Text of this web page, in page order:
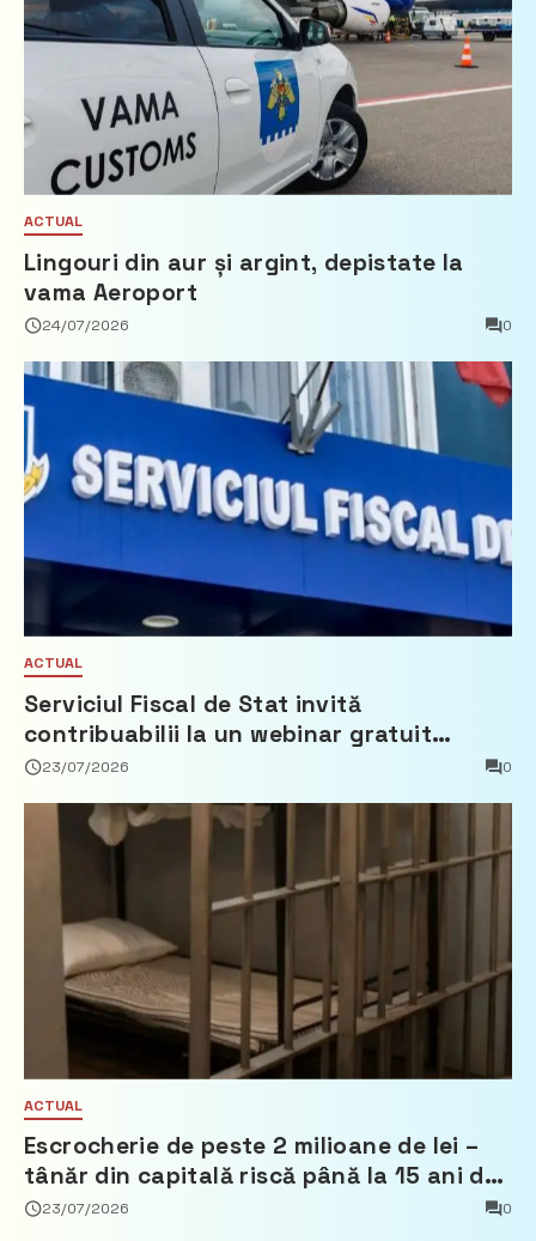
ACTUAL
Lingouri din aur și argint, depistate la
vama Aeroport
24/07/2026 0
ACTUAL
Serviciul Fiscal de Stat invită
contribuabilii la un webinar gratuit
privind calculul impozitului pe bunurile
23/07/2026 0
ACTUAL
Escrocherie de peste 2 milioane de lei –
tânăr din capitală riscă până la 15 ani de
închisoare
23/07/2026 0